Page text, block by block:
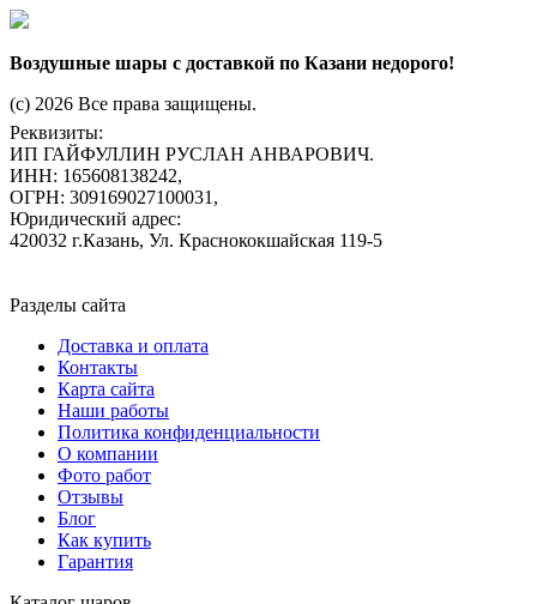
Воздушные шары с доставкой по Казани недорого!
(c) 2026 Все права защищены.
Реквизиты:
ИП ГАЙФУЛЛИН РУСЛАН АНВАРОВИЧ.
ИНН: 165608138242,
ОГРН: 309169027100031,
Юридический адрес:
420032 г.Казань, Ул. Краснококшайская 119-5
Разделы сайта
Доставка и оплата
Контакты
Карта сайта
Наши работы
Политика конфиденциальности
О компании
Фото работ
Отзывы
Блог
Как купить
Гарантия